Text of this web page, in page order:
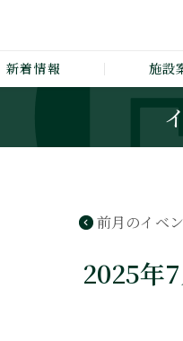
新着情報 施設
前月のイベ
2025年